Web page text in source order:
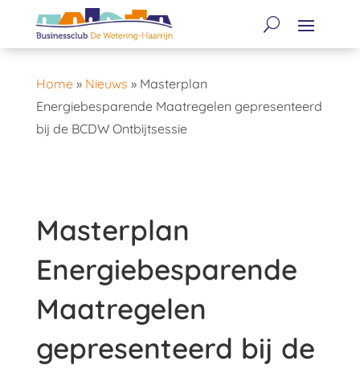
Home» Nieuws » Masterplan
Energiebesparende Maatregelen gepresenteerd
bij de BCDW Ontbijtsessie
Masterplan
Energiebesparende
Maatregelen
gepresenteerd bij de